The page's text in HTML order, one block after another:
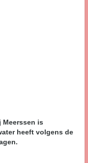
is
heeft volgens de